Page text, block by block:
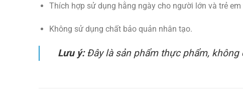
Thích hợp sử dụng hằng ngày cho người lớn và trẻ
Không sử dụng chất bảo quản nhân tạo.
Lưu ý:Đây là sản phẩm thực phẩm, không